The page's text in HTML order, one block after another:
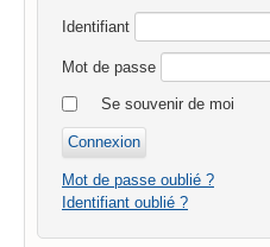
Identifiant
Mot de passe
Se souvenir de moi
Mot de passe oublié ?
Identifiant oublié ?